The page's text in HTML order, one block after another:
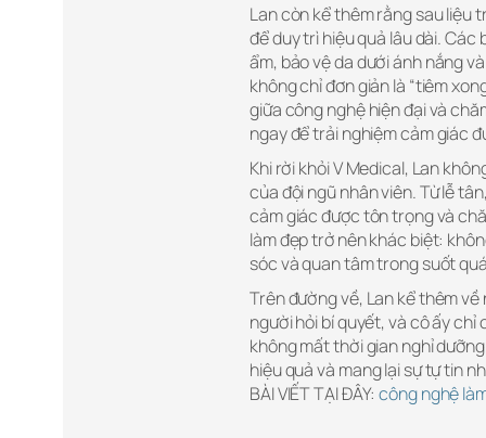
Lan còn kể thêm rằng sau liệu
để duy trì hiệu quả lâu dài.
ẩm, bảo vệ da dưới ánh nắng
không chỉ đơn giản là “tiêm
giữa công nghệ hiện đại và
ngay để trải nghiệm cảm giác
Khi rời khỏi V Medical, Lan
của đội ngũ nhân viên. Từ lễ
cảm giác được tôn trọng và
làm đẹp trở nên khác biệt:
sóc và quan tâm trong suốt
Trên đường về, Lan kể thêm
người hỏi bí quyết, và cô ấy chỉ
không mất thời gian nghỉ
hiệu quả và mang lại sự tự tin
BÀI VIẾT TẠI ĐÂY:công nghệ